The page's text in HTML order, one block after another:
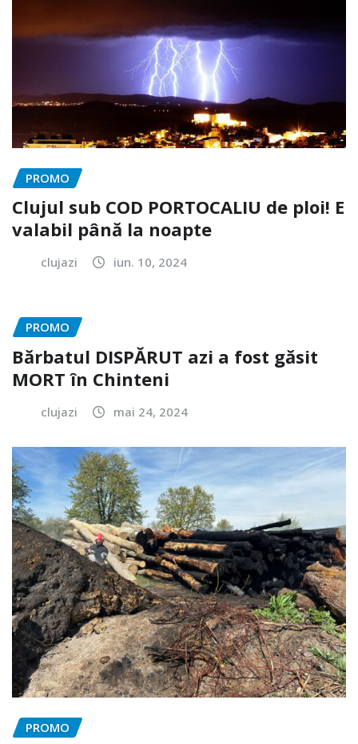
PROMO
Clujul sub COD PORTOCALIU de ploi! E
valabil până la noapte
clujazi iun. 10, 2024
PROMO
Bărbatul DISPĂRUT azi a fost găsit
MORT în Chinteni
clujazi mai 24, 2024
PROMO